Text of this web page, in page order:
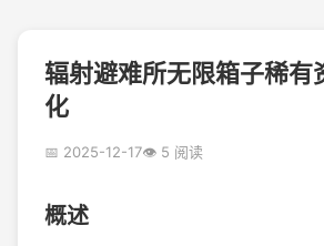
辐射避难所无限箱子稀有
化
📅 2025-12-17👁 5 阅读
概述